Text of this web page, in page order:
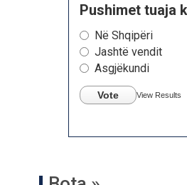
Pushimet tuaja
Në Shqipëri
Jashtë vendit
Asgjëkundi
Vote View Results